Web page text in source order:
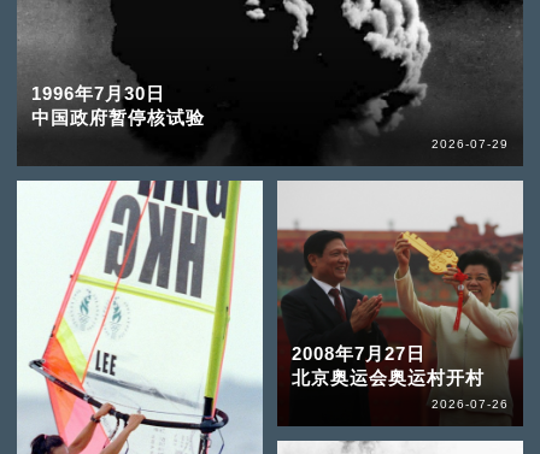
1996年7月30日
中国政府暂停核试验
2026-07-29
2008年7月27日
北京奥运会奥运村开村
2026-07-26